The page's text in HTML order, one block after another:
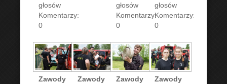
głosów
Komentarzy:
0
głosów
Komentarzy:
0
głosów
Komentarzy:
0
Zawody
Zawody
Zawody
Zawody